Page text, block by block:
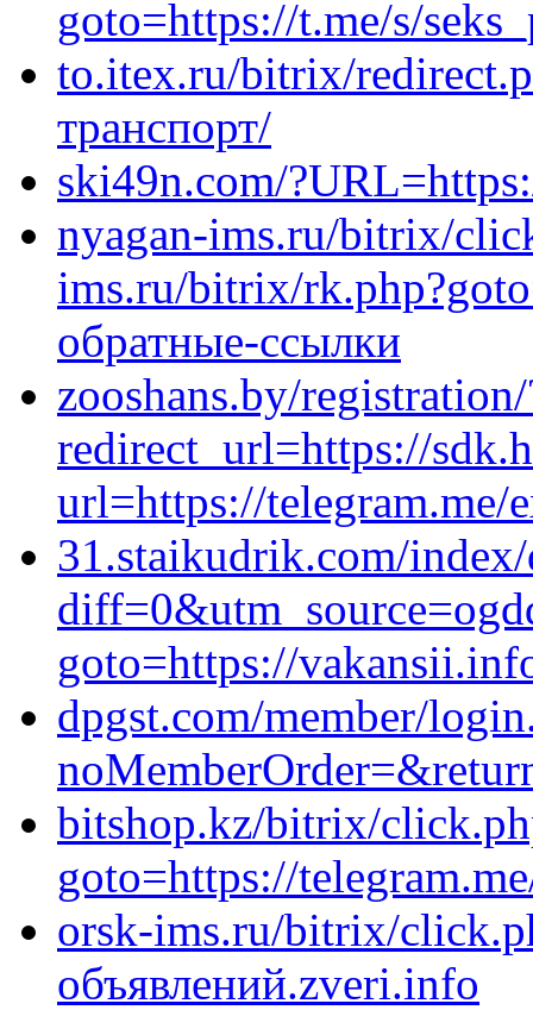
goto=https://t.me/s/
to.itex.ru/bitrix/
транспорт/
ski49n.com/
nyagan-ims.ru/bitrix/
ims.ru/bitrix/
обратные-ссылки
zooshans.by/
redirect_url=https://
url=https://telegram.me/
31.staikudrik.com/
goto=https://
dpgst.com/member/
bitshop.kz/bitrix/
goto=https://
orsk-ims.ru/bitrix/
объявлений.zveri.info